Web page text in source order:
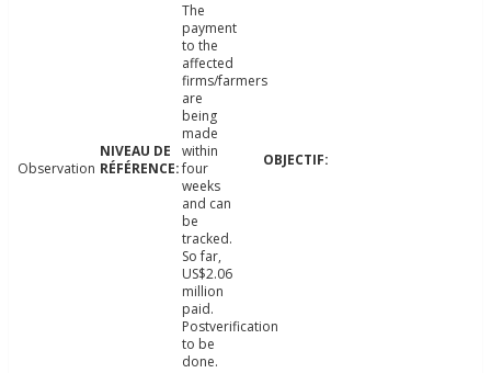
Observation
The
payment
to the
affected
firms/farmers
are
being
made
within
four
weeks
and can
be
tracked.
So far,
US$2.06
million
paid.
Postverification
to be
done.